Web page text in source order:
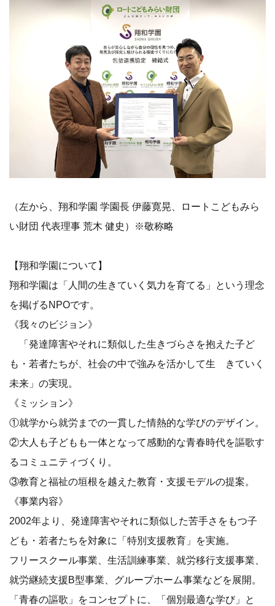
（左から、翔和学園 学園長 伊藤寛晃、ロートこどもみら
い財団 代表理事 荒木 健史）※敬称略
【翔和学園について】
翔和学園は「人間の生きていく気力を育てる」という理念
を掲げるNPOです。
《我々のビジョン》
「発達障害やそれに類似した生きづらさを抱えた子ど
も・若者たちが、社会の中で強みを活かして生 きていく
未来」の実現。
《ミッション》
①就学から就労までの一貫した情熱的な学びのデザイン。
②大人も子どもも一体となって感動的な青春時代を謳歌す
るコミュニティづくり。
③教育と福祉の垣根を越えた教育・支援モデルの提案。
《事業内容》
2002年より、発達障害やそれに類似した苦手さをもつ子
ども・若者たちを対象に「特別支援教育」を実施。
フリースクール事業、生活訓練事業、就労移行支援事業、
就労継続支援B型事業、グループホーム事業などを展開。
「青春の謳歌」をコンセプトに、「個別最適な学び」と